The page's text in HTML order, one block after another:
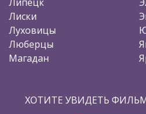
Лиски
Луховицы
Люберцы
Магадан
ХОТИТЕ УВИДЕТЬ